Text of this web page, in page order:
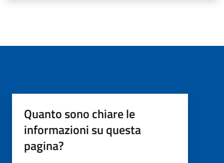
Quanto sono chiare le
informazioni su questa
pagina?